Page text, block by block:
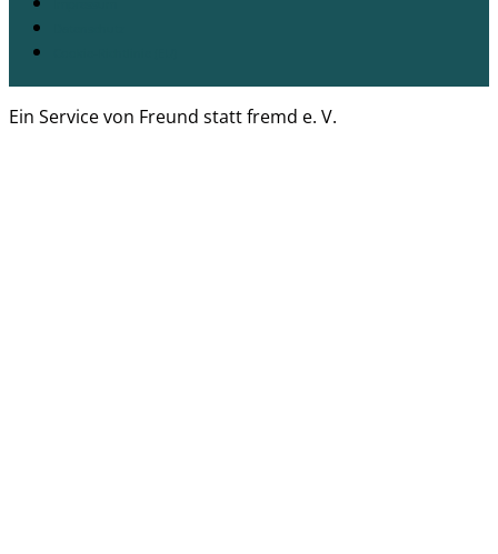
Ein Service von Freund statt fremd e. V.